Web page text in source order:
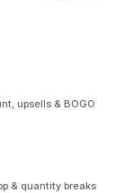
upsells & BOGO
& quantity breaks